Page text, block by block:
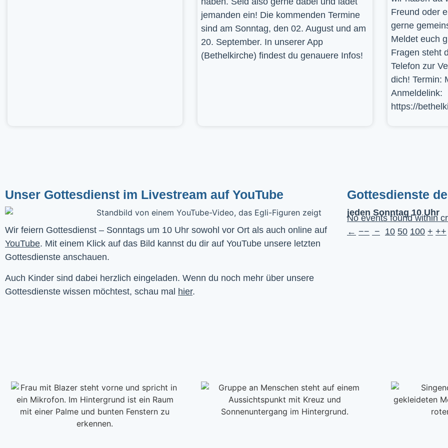
jemanden ein! Die kommenden Termine
sind am Sonntag, den 02. August und am
20. September. In unserer App
(Bethelkirche) findest du genauere Infos!
Freund oder
gerne
Meldet euch
Fragen steht
Telefon zur
dich! Termin:
Anmeldelink:
https://
Unser Gottesdienst im Livestream auf YouTube
YouTube. Mit einem Klick auf das Bild kannst du dir auf YouTube unsere letzten
Gottesdienste anschauen.
Auch Kinder sind dabei herzlich eingeladen. Wenn du noch mehr über unsere
Gottesdienste wissen möchtest, schau mal hier.
Gottesdienste
jeden Sonntag 10 Uhr
No events found within
← −− − 10 50 100 + ++